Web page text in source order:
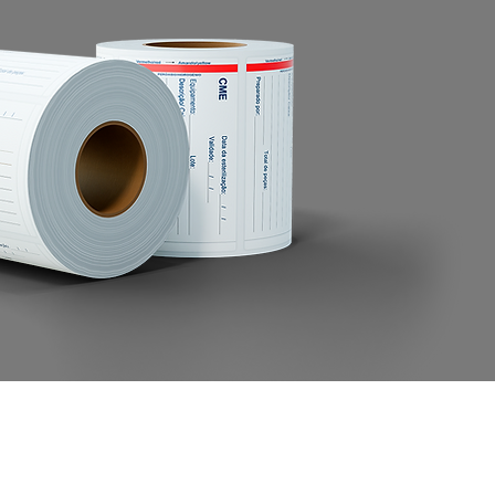
de energia e
aprimorado
a qualidade e ajuda
de impressão
prolongando
vida útil.